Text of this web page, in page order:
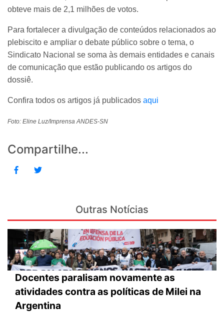
obteve mais de 2,1 milhões de votos.
Para fortalecer a divulgação de conteúdos relacionados ao
plebiscito e ampliar o debate público sobre o tema, o
Sindicato Nacional se soma às demais entidades e canais
de comunicação que estão publicando os artigos do
dossiê.
Confira todos os artigos já publicados aqui
Foto: Eline Luz/Imprensa ANDES-SN
Compartilhe...
Outras Notícias
Docentes paralisam novamente as
atividades contra as políticas de Milei na
Argentina